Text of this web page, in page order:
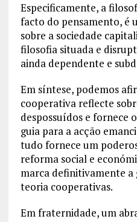
Especificamente, a
facto do pensamento, é
sobre a sociedade
filosofia situada e
ainda dependente e
Em síntese, podemos
cooperativa reflecte
despossuídos e fornece
guia para a acção
tudo fornece um
reforma social e
marca definitivamente a
teoria cooperativas.
Em fraternidade, um